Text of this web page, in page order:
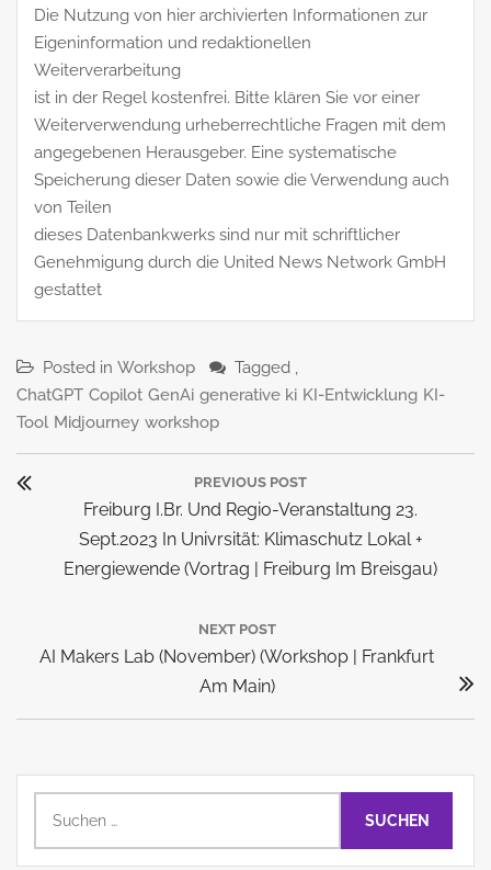
Die Nutzung von hier archivierten Informationen zur
Eigeninformation und redaktionellen
Weiterverarbeitung
ist in der Regel kostenfrei. Bitte klären Sie vor einer
Weiterverwendung urheberrechtliche Fragen mit dem
angegebenen Herausgeber. Eine systematische
Speicherung dieser Daten sowie die Verwendung auch
von Teilen
dieses Datenbankwerks sind nur mit schriftlicher
Genehmigung durch die United News Network GmbH
gestattet
Posted in Workshop
Tagged ,
ChatGPT Copilot GenAi generative ki KI-Entwicklung KI-
Tool Midjourney workshop
Beitragsnavigation
PREVIOUS POST
Previous
Post:
Freiburg I.Br. Und Regio-Veranstaltung 23.
Sept.2023 In Univrsität: Klimaschutz Lokal +
Energiewende (Vortrag | Freiburg Im Breisgau)
NEXT POST
Next
AI Makers Lab (November) (Workshop | Frankfurt
Am Main)
nach: